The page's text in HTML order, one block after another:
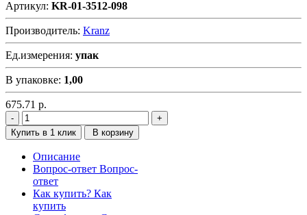
Артикул: KR-01-3512-098
Производитель: Kranz
Ед.измерения: упак
В упаковке: 1,00
675.71 р.
Купить в 1 клик В корзину
Описание
Вопрос-ответ Вопрос-
ответ
Как купить? Как
купить